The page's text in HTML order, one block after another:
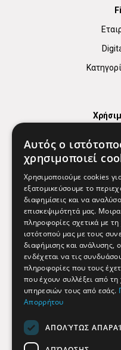
Πολιτική
Αυτός ο
χρησιμοποιεί
Χρησιμοποιούμε cookies
εξατομικεύσουμε το
διαφημίσεις και να
επισκεψιμότητά μας.
πληροφορίες σχετικά με
ιστότοπού μας με τους
διαφήμισης και ανάλυσης,
ενδέχεται να τις
πληροφορίες που τους
που έχουν συλλέξει από
υπηρεσιών τους από εσάς.
Απορρήτου
ΑΠΟΛΎΤΩΣ